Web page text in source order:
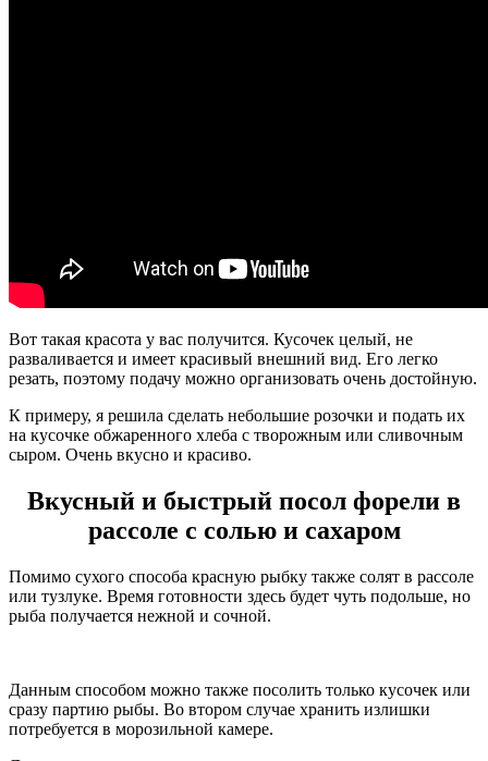
Вот такая красота у вас получится. Кусочек целый, не
разваливается и имеет красивый внешний вид. Его легко
резать, поэтому подачу можно организовать очень достойную.
К примеру, я решила сделать небольшие розочки и подать их
на кусочке обжаренного хлеба с творожным или сливочным
сыром. Очень вкусно и красиво.
Вкусный и быстрый посол форели в
рассоле с солью и сахаром
Помимо сухого способа красную рыбку также солят в рассоле
или тузлуке. Время готовности здесь будет чуть подольше, но
рыба получается нежной и сочной.
Данным способом можно также посолить только кусочек или
сразу партию рыбы. Во втором случае хранить излишки
потребуется в морозильной камере.